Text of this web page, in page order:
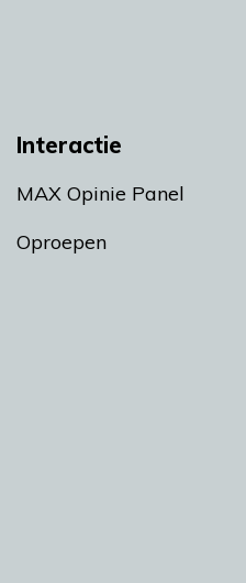
Interactie
MAX Opinie Panel
Oproepen